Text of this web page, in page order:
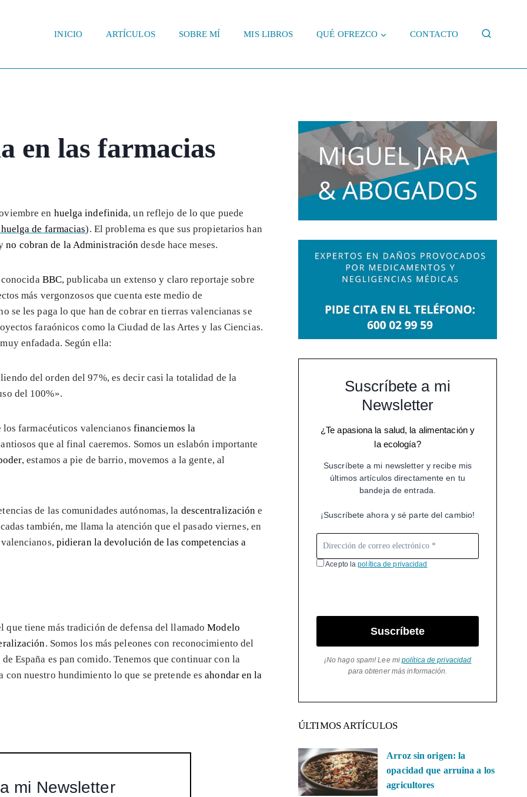
INICIO ARTÍCULOS SOBRE MÍ MIS LIBROS QUÉ OFREZCO CONTACTO
en las farmacias
en huelga indefinida, un reflejo de lo que puede
de farmacias). El problema es que sus propietarios han
no cobran de la Administración desde hace meses.
BBC, publicaba un extenso y claro reportaje sobre
más vergonzosos que cuenta este medio de
se les paga lo que han de cobrar en tierras valencianas se
faraónicos como la Ciudad de las Artes y las Ciencias.
enfadada. Según ella:
del orden del 97%, es decir casi la totalidad de la
del 100%».
farmacéuticos valencianos financiemos la
que al final caeremos. Somos un eslabón importante
, estamos a pie de barrio, movemos a la gente, al
de las comunidades autónomas, la descentralización e
también, me llama la atención que el pasado viernes, en
pidieran la devolución de las competencias a
que tiene más tradición de defensa del llamadoModelo
. Somos los más peleones con reconocimiento del
España es pan comido. Tenemos que continuar con la
con nuestro hundimiento lo que se pretende esahondar en la
mi Newsletter
Suscríbete a mi
Newsletter
¿Te apasiona la salud, la alimentación y
la ecología?
Suscríbete a mi newsletter y recibe mis
últimos artículos directamente en tu
bandeja de entrada.
¡Suscríbete ahora y sé parte del cambio!
Acepto lapolítica de privacidad
Suscríbete
¡No hago spam! Lee mipolítica de privacidad
para obtener más información.
ÚLTIMOS ARTÍCULOS
Arroz sin origen: la
opacidad que arruina a los
agricultores